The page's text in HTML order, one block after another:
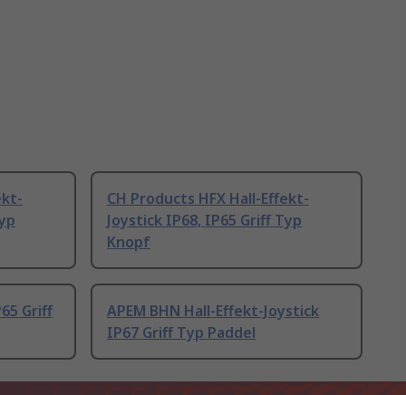
CH Products HFX Hall-Effekt-
Joystick IP68, IP65 Griff Typ
Knopf
Griff
APEM BHN Hall-Effekt-Joystick
IP67 Griff Typ Paddel